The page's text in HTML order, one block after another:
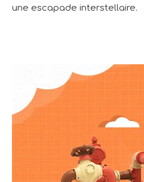
une escapade interstellaire.